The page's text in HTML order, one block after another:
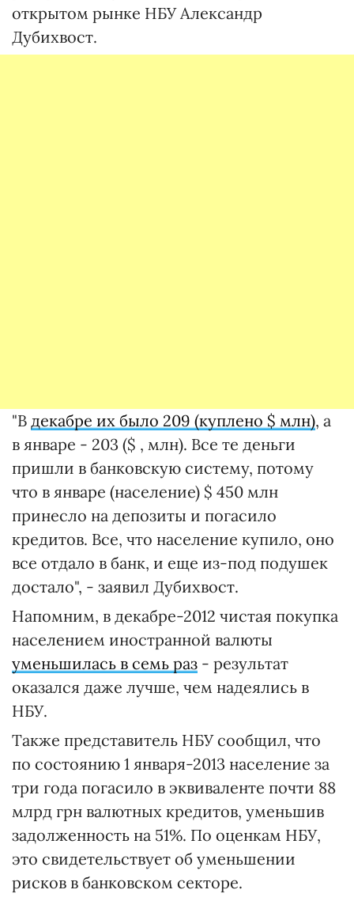
открытом рынке НБУ Александр
Дубихвост.
"В декабре их было 209 (куплено $ млн), а
в январе - 203 ($ , млн). Все те деньги
пришли в банковскую систему, потому
что в январе (население) $ 450 млн
принесло на депозиты и погасило
кредитов. Все, что население купило, оно
все отдало в банк, и еще из-под подушек
достало", - заявил Дубихвост.
Напомним, в декабре-2012 чистая покупка
населением иностранной валюты
уменьшилась в семь раз - результат
оказался даже лучше, чем надеялись в
НБУ.
Также представитель НБУ сообщил, что
по состоянию 1 января-2013 население за
три года погасило в эквиваленте почти 88
млрд грн валютных кредитов, уменьшив
задолженность на 51%. По оценкам НБУ,
это свидетельствует об уменьшении
рисков в банковском секторе.